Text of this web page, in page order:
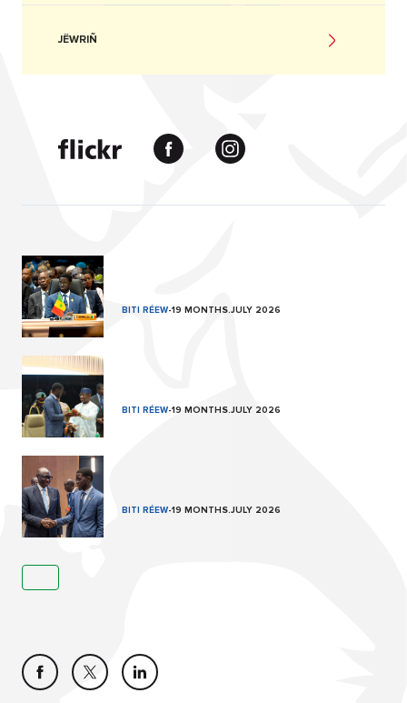
JËWRIÑ
BITI RÉEW-19 MONTHS.JULY 2026
BITI RÉEW-19 MONTHS.JULY 2026
BITI RÉEW-19 MONTHS.JULY 2026